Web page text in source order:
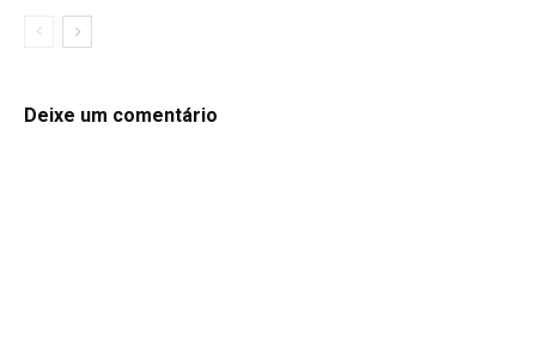
Deixe um comentário